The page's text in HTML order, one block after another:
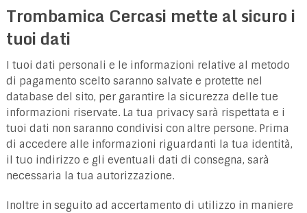
Trombamica Cercasi mette al sicuro i
tuoi dati
I tuoi dati personali e le informazioni relative al metodo
di pagamento scelto saranno salvate e protette nel
database del sito, per garantire la sicurezza delle tue
informazioni riservate. La tua privacy sarà rispettata e i
tuoi dati non saranno condivisi con altre persone. Prima
di accedere alle informazioni riguardanti la tua identità,
il tuo indirizzo e gli eventuali dati di consegna, sarà
necessaria la tua autorizzazione.
Inoltre in seguito ad accertamento di utilizzo in maniere